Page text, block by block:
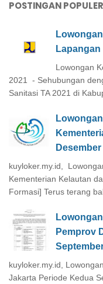
POSTINGAN POPULER
Lowongan
2021 - Sehubungan
Sanitasi TA 2021 di
kuyloker.my.id,
Kementerian Kelautan
Formasi] Terus terang
Pemprov
kuyloker.my.id,
Jakarta Periode Kedua